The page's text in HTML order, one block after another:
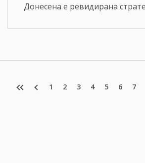
Донесена е ревидирана
1 2 3 4 5 6 7